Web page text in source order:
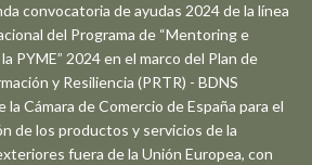
convocatoria de ayudas 2024 de la línea
del Programa de “Mentoring e
PYME” 2024 en el marco del Plan de
y Resiliencia (PRTR) - BDNS
Cámara de Comercio de España para el
de los productos y servicios de la
fuera de la Unión Europea, con